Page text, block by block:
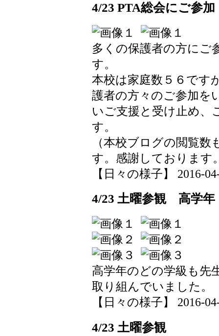
4/23 PTA総会にご参
多くの保護者の方にご
す。
本校は家庭数５６です
護者の方々のご参加を
いご支援と受け止め、
す。
（本校ブログの閲覧
す。感謝しております
【日々の様子】 2016-
4/23 土曜参観 高学年
高学年のどの学級も先
取り組んでいました。
【日々の様子】 2016-
4/23 土曜参観